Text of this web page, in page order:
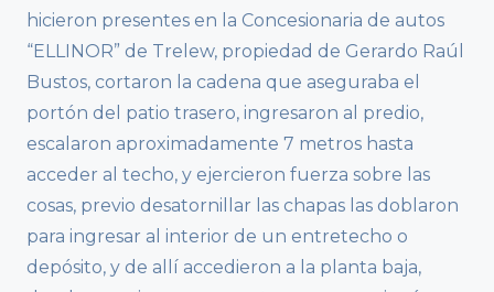
hicieron presentes en la Concesionaria de autos
“ELLINOR” de Trelew, propiedad de Gerardo Raúl
Bustos, cortaron la cadena que aseguraba el
portón del patio trasero, ingresaron al predio,
escalaron aproximadamente 7 metros hasta
acceder al techo, y ejercieron fuerza sobre las
cosas, previo desatornillar las chapas las doblaron
para ingresar al interior de un entretecho o
depósito, y de allí accedieron a la planta baja,